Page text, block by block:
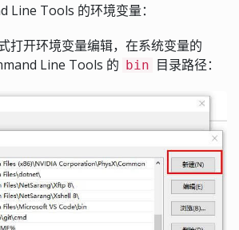
Line Tools 的环境变量：
打开环境变量编辑，在系统变量的
Line Tools 的 bin 目录路径：